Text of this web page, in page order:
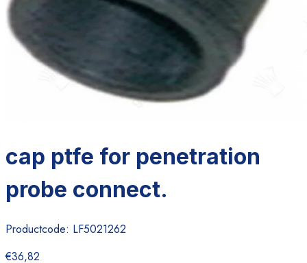
cap ptfe for penetration
probe connect.
Productcode: LF5021262
€36,82